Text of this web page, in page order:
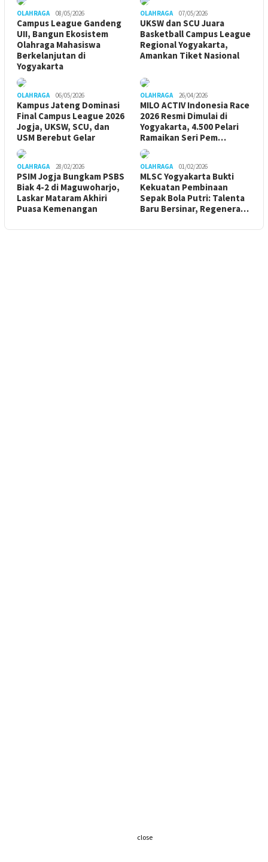
OLAHRAGA 08/05/2026
Campus League Gandeng
UII, Bangun Ekosistem
Olahraga Mahasiswa
Berkelanjutan di
Yogyakarta
OLAHRAGA 07/05/2026
UKSW dan SCU Juara
Basketball Campus League
Regional Yogyakarta,
Amankan Tiket Nasional
OLAHRAGA 06/05/2026
Kampus Jateng Dominasi
Final Campus League 2026
Jogja, UKSW, SCU, dan
USM Berebut Gelar
OLAHRAGA 26/04/2026
MILO ACTIV Indonesia Race
2026 Resmi Dimulai di
Yogyakarta, 4.500 Pelari
Ramaikan Seri Pem…
OLAHRAGA 28/02/2026
PSIM Jogja Bungkam PSBS
Biak 4-2 di Maguwoharjo,
Laskar Mataram Akhiri
Puasa Kemenangan
OLAHRAGA 01/02/2026
MLSC Yogyakarta Bukti
Kekuatan Pembinaan
Sepak Bola Putri: Talenta
Baru Bersinar, Regenera…
close